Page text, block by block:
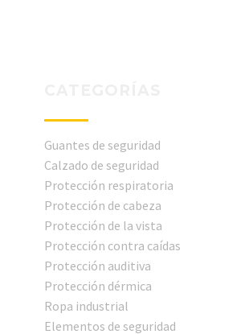
Guantes de seguridad
Calzado de seguridad
Protección respiratoria
Protección de cabeza
Protección de la vista
Protección contra caídas
Protección auditiva
Protección dérmica
Ropa industrial
Elementos de seguridad